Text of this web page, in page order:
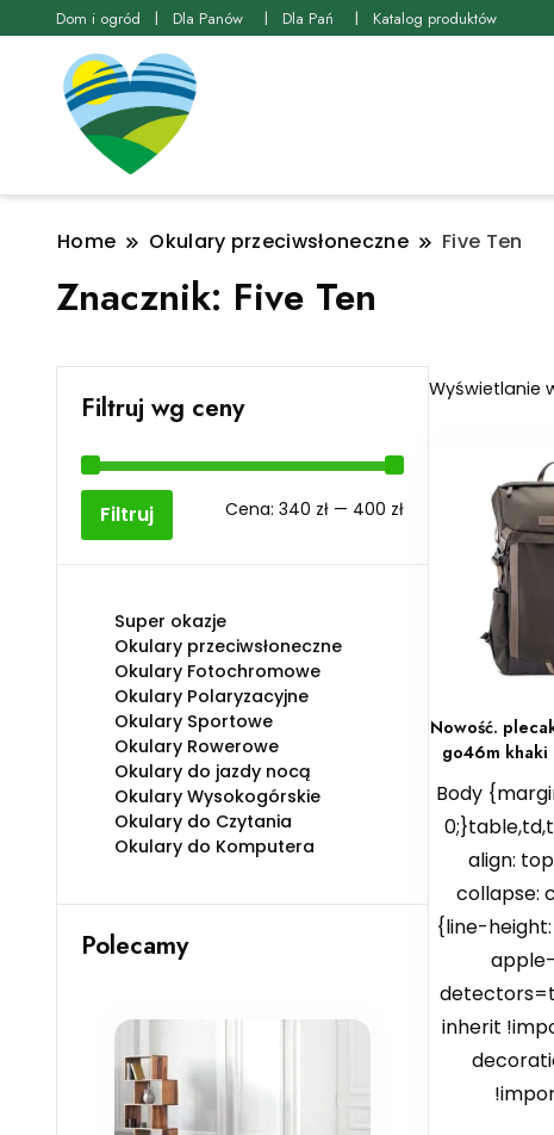
Dom i ogród Dla Panów Dla Pań Katalog produktów
Home Okulary przeciwsłoneczne Five Ten
Znacznik: Five Ten
Wyświetlanie
Nowość.
go46m
Body
align:
collapse:
{line-
inherit
Filtruj wg ceny
Cena
Cena
Filtruj Cena: 340 zł— 400 zł
Super okazje
Okulary przeciwsłoneczne
Okulary Fotochromowe
Okulary Polaryzacyjne
Okulary Sportowe
Okulary Rowerowe
Okulary do jazdy nocą
Okulary Wysokogórskie
Okulary do Czytania
Okulary do Komputera
Polecamy